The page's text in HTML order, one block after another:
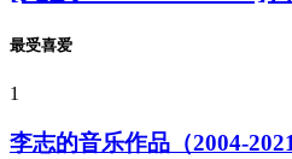
最受喜爱
1
李志的音乐作品（2004-